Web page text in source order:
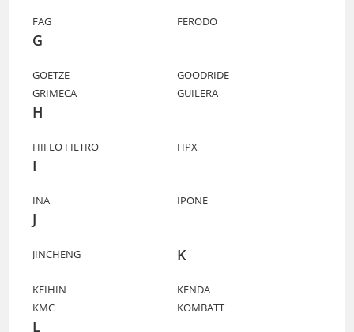
FAG FERODO
G
GOETZE
GOODRIDE
GRIMECA
GUILERA
H
HIFLO FILTRO HPX
I
INA IPONE
J
JINCHENG K
KEIHIN
KENDA
KMC
KOMBATT
L